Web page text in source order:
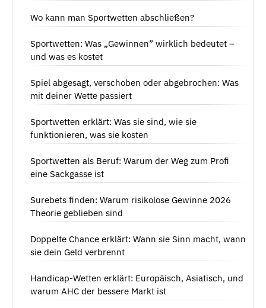
Wo kann man Sportwetten abschließen?
Sportwetten: Was „Gewinnen” wirklich bedeutet –
und was es kostet
Spiel abgesagt, verschoben oder abgebrochen: Was
mit deiner Wette passiert
Sportwetten erklärt: Was sie sind, wie sie
funktionieren, was sie kosten
Sportwetten als Beruf: Warum der Weg zum Profi
eine Sackgasse ist
Surebets finden: Warum risikolose Gewinne 2026
Theorie geblieben sind
Doppelte Chance erklärt: Wann sie Sinn macht, wann
sie dein Geld verbrennt
Handicap-Wetten erklärt: Europäisch, Asiatisch, und
warum AHC der bessere Markt ist